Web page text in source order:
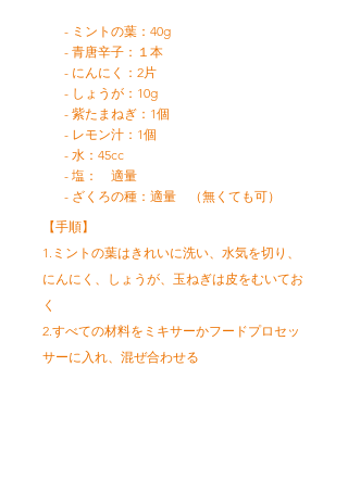
- ミントの葉：40g
- 青唐辛子：１本
- にんにく：2片
- しょうが：10g
- 紫たまねぎ：1個
- レモン汁：1個
- 水：45cc
- 塩： 適量
- ざくろの種：適量 （無くても可）
【手順】
1.ミントの葉はきれいに洗い、水気を切り、
にんにく、しょうが、玉ねぎは皮をむいてお
く
2.すべての材料をミキサーかフードプロセッ
サーに入れ、混ぜ合わせる